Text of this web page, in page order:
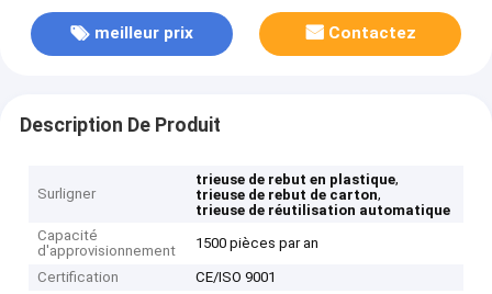
meilleur prix Contactez
Description De Produit
Surligner
trieuse de rebut en plastique,
trieuse de rebut de carton,
trieuse de réutilisation automatique
Capacité
d'approvisionnement
1500 pièces par an
Certification
CE/ISO 9001